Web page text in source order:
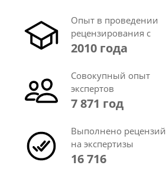
Опыт в проведении
рецензирования с
2010 года
Совокупный опыт
экспертов
7 871 год
Выполнено рецензий
на экспертизы
16 716